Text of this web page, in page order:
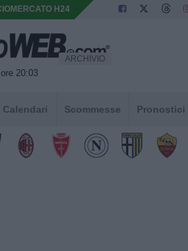
H24
20:03
ARCHIVIO
Calendari Scommesse Pronostici